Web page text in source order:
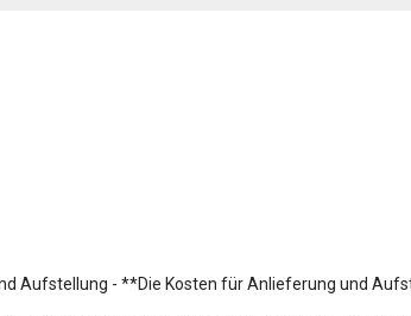
Aufstellung - **Die Kosten für Anlieferung und